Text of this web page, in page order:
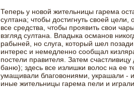
Теперь у новой жительницы гарема
султана; чтобы достигнуть своей
все средства, чтобы проявить свои
взгляд султана. Владыка османов
рабыней, но слуга, который шел позади
интерес и немедленно сообщал
постели правителя. Затем
баню); здесь все излишки волос на ее
умащивали благовониями, украшали -
иные жительницы гарема пели и